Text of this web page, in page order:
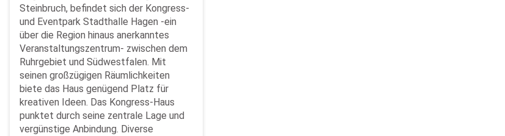
Steinbruch, befindet sich der Kongress-
und Eventpark Stadthalle Hagen -ein
über die Region hinaus anerkanntes
Veranstaltungszentrum- zwischen dem
Ruhrgebiet und Südwestfalen. Mit
seinen großzügigen Räumlichkeiten
biete das Haus genügend Platz für
kreativen Ideen. Das Kongress-Haus
punktet durch seine zentrale Lage und
vergünstige Anbindung. Diverse